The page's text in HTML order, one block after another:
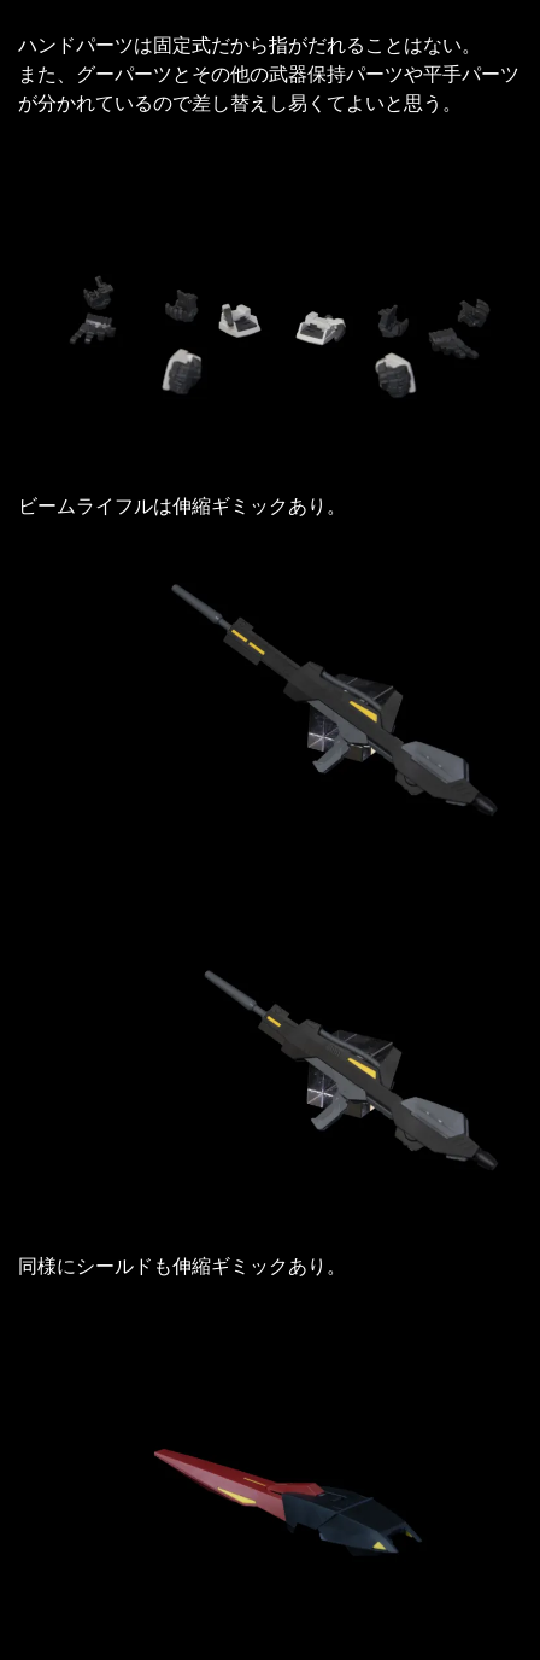
ハンドパーツは固定式だから指がだれることはない。
また、グーパーツとその他の武器保持パーツや平手パーツ
が分かれているので差し替えし易くてよいと思う。
ビームライフルは伸縮ギミックあり。
同様にシールドも伸縮ギミックあり。